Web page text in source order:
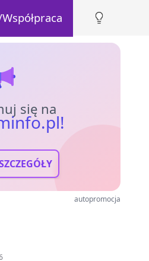
się na
autopromocja